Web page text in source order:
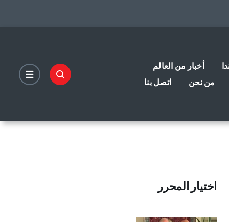
أخبار من العالم
من نحن اتصل بنا
اختيار المحرر